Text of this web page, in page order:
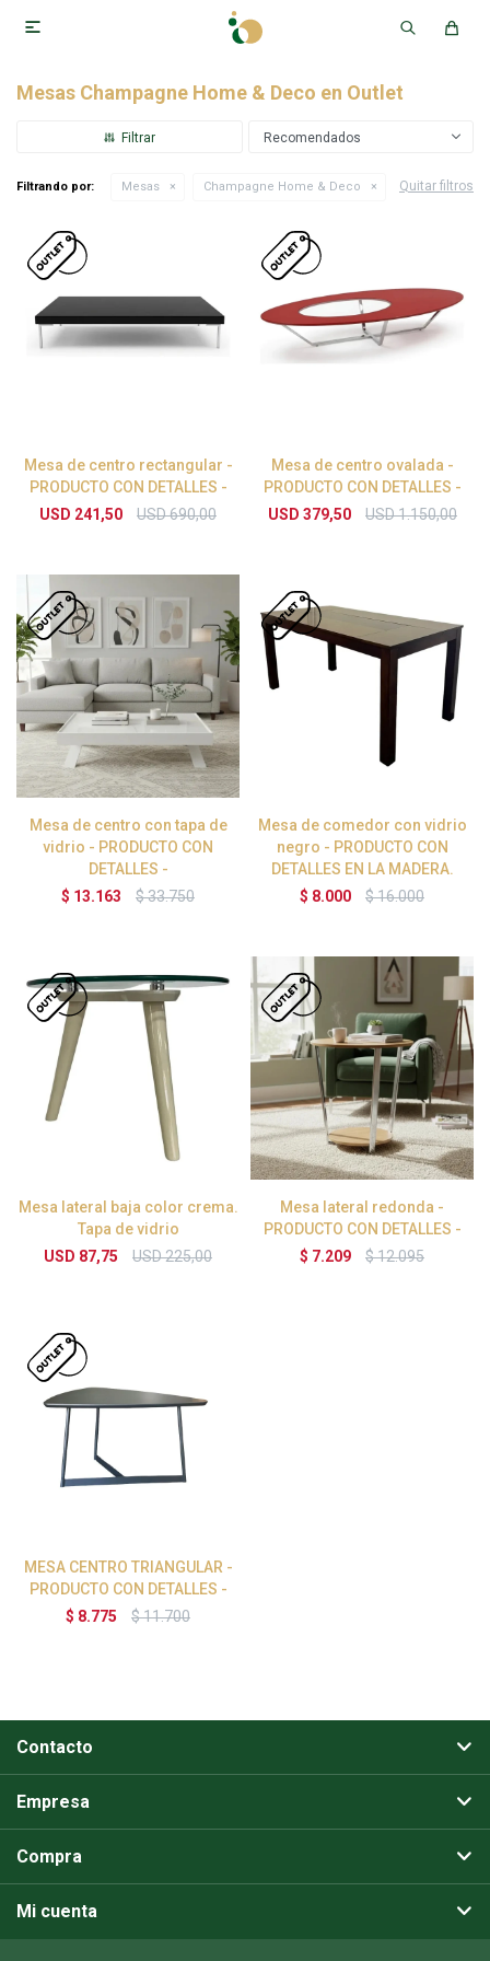

Mesas Champagne Home & Deco en Outlet
Recomendados
Filtrando por: Mesas Champagne Home & Deco Quitar filtros
Mesa de centro rectangular -
PRODUCTO CON DETALLES -
USD 241,50 USD690,00
Mesa de centro ovalada -
PRODUCTO CON DETALLES -
USD 379,50 USD1.150,00
Mesa de centro con tapa de
vidrio - PRODUCTO CON
DETALLES -
$ 13.163 $33.750
Mesa de comedor con vidrio
negro - PRODUCTO CON
DETALLES EN LA MADERA.
$ 8.000 $16.000
Mesa lateral baja color crema.
Tapa de vidrio
USD 87,75 USD225,00
Mesa lateral redonda -
PRODUCTO CON DETALLES -
$ 7.209 $12.095
MESA CENTRO TRIANGULAR -
PRODUCTO CON DETALLES -
$ 8.775 $11.700
Contacto
Empresa
Compra
Mi cuenta